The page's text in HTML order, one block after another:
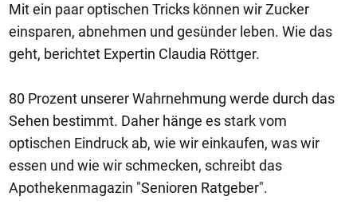
Mit ein paar optischen Tricks können wir Zucker
einsparen, abnehmen und gesünder leben. Wie das
geht, berichtet Expertin Claudia Röttger.
80 Prozent unserer Wahrnehmung werde durch das
Sehen bestimmt. Daher hänge es stark vom
optischen Eindruck ab, wie wir einkaufen, was wir
essen und wie wir schmecken, schreibt das
Apothekenmagazin "Senioren Ratgeber".